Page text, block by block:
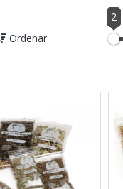
Ordenar
2